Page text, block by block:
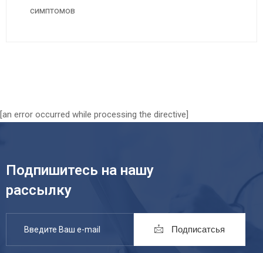
симптомов
[an error occurred while processing the directive]
Подпишитесь на нашу
рассылку
Подписатсья